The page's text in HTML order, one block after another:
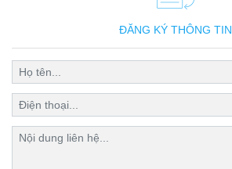
ĐĂNG KÝ THÔNG TIN